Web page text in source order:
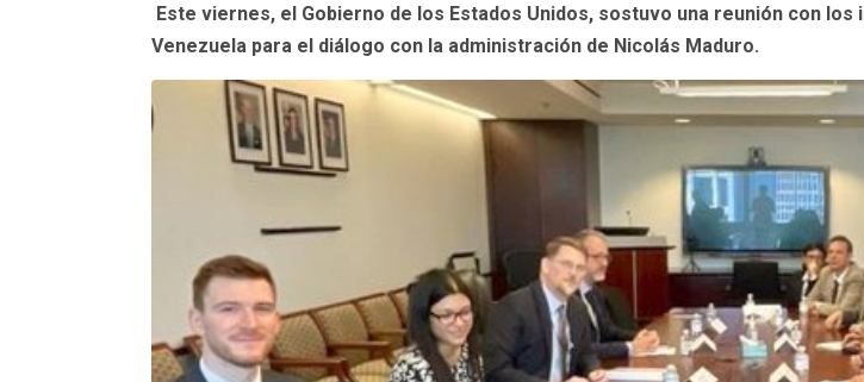
Este viernes, el Gobierno de los Estados Unidos, sostuvo una reunión con
Venezuela para el diálogo con la administración de Nicolás Maduro.